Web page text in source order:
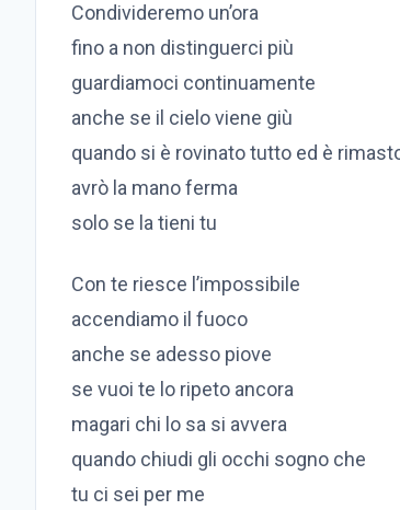
Condivideremo un’ora
fino a non distinguerci più
guardiamoci continuamente
anche se il cielo viene giù
quando si è rovinato tutto ed è
avrò la mano ferma
solo se la tieni tu
Con te riesce l’impossibile
accendiamo il fuoco
anche se adesso piove
se vuoi te lo ripeto ancora
magari chi lo sa si avvera
quando chiudi gli occhi sogno che
tu ci sei per me